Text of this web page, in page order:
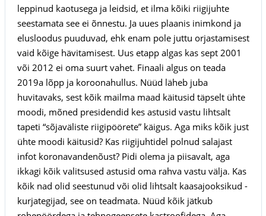
leppinud kaotusega ja leidsid, et ilma kõiki riigijuhte
seestamata see ei õnnestu. Ja uues plaanis inimkond ja
elusloodus puuduvad, ehk enam pole juttu orjastamisest
vaid kõige hävitamisest. Uus etapp algas kas sept 2001
või 2012 ei oma suurt vahet. Finaali algus on teada
2019a lõpp ja koroonahullus. Nüüd läheb juba
huvitavaks, sest kõik mailma maad käitusid täpselt ühte
moodi, mõned presidendid kes astusid vastu lihtsalt
tapeti “sõjaväliste riigipöörete” käigus. Aga miks kõik just
ühte moodi käitusid? Kas riigijuhtidel polnud salajast
infot koronavandenõust? Pidi olema ja piisavalt, aga
ikkagi kõik valitsused astusid oma rahva vastu välja. Kas
kõik nad olid seestunud või olid lihtsalt kaasajooksikud -
kurjategijad, see on teadmata. Nüüd kõik jätkub